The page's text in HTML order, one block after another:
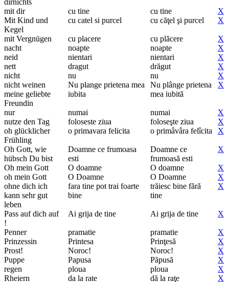
dirnichts
mit dir cu tine cu tine
X
Mit Kind und
Kegel
cu catel si purcel cu căţel şi purcel X
mit Vergnügen cu placere cu plăcere
X
nacht
noapte noapte
X
neid
nientari nientari
X
nett
dragut drăgut
X
nicht
nu nu
X
nicht weinen
meine geliebte
Freundin
Nu plange prietena mea
iubita
Nu plânge prietena
mea iubită
X
nur numai numai
X
nutze den Tag
foloseste ziua foloseşte ziua
X
oh glücklicher
Frühling
o primavara felicita o primâvâra felîcita X
Oh Gott, wie
hübsch Du bist
Doamne ce frumoasa
esti
Doamne ce
frumoasă esti
X
Oh mein Gott O doamne O doamne
X
oh mein Gott
O Doamne O Doamne
X
ohne dich ich
kann sehr gut
leben
fara tine pot trai foarte
bine
trăiesc bine fără
tine
X
Pass auf dich auf
!
Ai grija de tine Ai grija de tine X
Penner pramatie pramatie
X
Prinzessin
Printesa Prinţesă
X
Prost!
Noroc! Noroc!
X
Puppe
Papusa Păpusă
X
regen
ploua ploua
X
Rheiern
da la rate dă la raţe
X